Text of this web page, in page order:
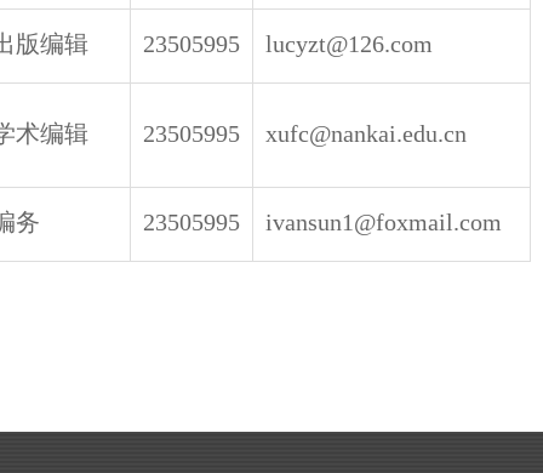
版编辑 23505995 lucyzt@126.com
术编辑 23505995 xufc@nankai.edu.cn
务 23505995 ivansun1@foxmail.com